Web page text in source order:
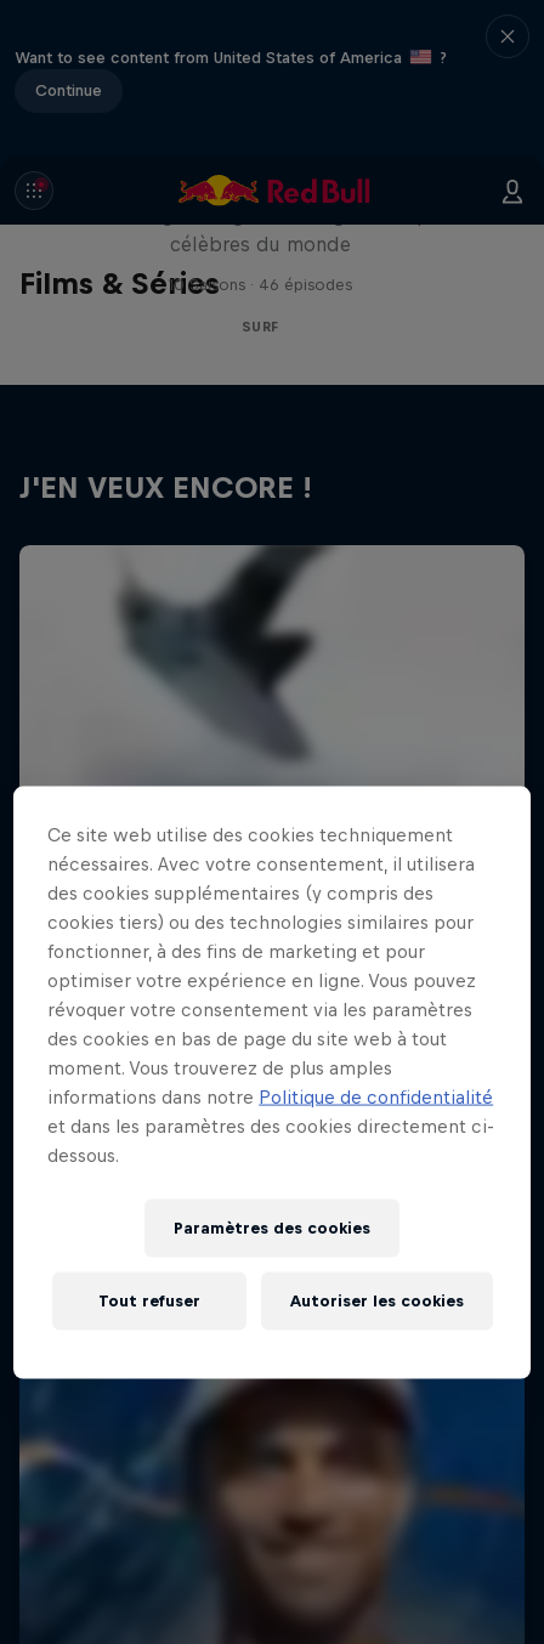
Want to see content from United States of America
?
Continue
Films & Séries
Surf Sessions
célèbres du monde
10 Saisons · 46 épisodes
SURF
J'EN VEUX ENCORE !
Beyond the Lines
Sur le WCT avec Kanoa Igarashi
Ce site web utilise des cookies techniquement
nécessaires. Avec votre consentement, il utilisera
des cookies supplémentaires (y compris des
cookies tiers) ou des technologies similaires pour
fonctionner, à des fins de marketing et pour
optimiser votre expérience en ligne. Vous pouvez
révoquer votre consentement via les paramètres
des cookies en bas de page du site web à tout
moment. Vous trouverez de plus amples
informations dans notre Politique de confidentialité
et dans les paramètres des cookies directement ci-
dessous.
Paramètres des cookies
Tout refuser Autoriser les cookies